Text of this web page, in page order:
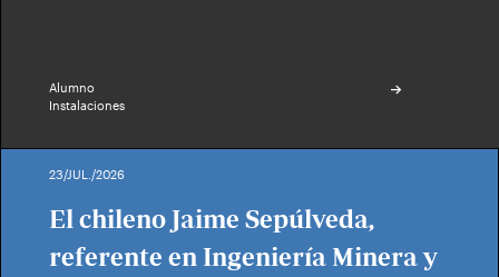
Alumno
Instalaciones
23/JUL./2026
El chileno Jaime Sepúlveda,
referente en Ingeniería Minera y